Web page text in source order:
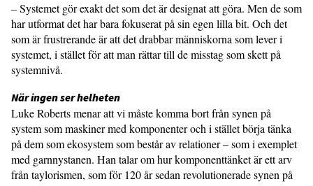
– Systemet gör exakt det som det är designat att göra. Men de som
har utfor­mat det har bara fokuserat på sin egen lilla bit. Och det
som är frustrerande är att det drabbar människorna som lever i
systemet, i stället för att man rättar till de misstag som skett på
systemnivå.
När ingen ser helheten
Luke Roberts menar att vi måste komma bort från synen på
system som maskiner med komponenter och i stället börja tänka
på dem som ekosystem som består av rela­tioner – som i exemplet
med garnnysta­nen. Han talar om hur komponenttänket är ett arv
från taylorismen, som för 120 år sedan revolutionerade synen på